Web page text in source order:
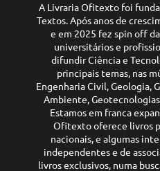
A Livraria Ofitexto foi
Textos. Após anos de
e em 2025 fez spin off
universitários e
difundir Ciência e
principais temas, nas
Engenharia Civil, Geologia,
Ambiente,
Estamos em franca
Ofitexto oferece livros
nacionais, e algumas
independentes e de
livros exclusivos, numa